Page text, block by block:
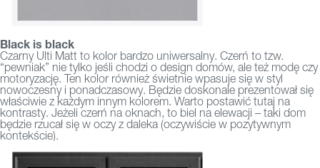
Black is black
Czarny Ulti Matt to kolor bardzo uniwersalny. Czerń to tzw.
“pewniak” nie tylko jeśli chodzi o design domów, ale też modę czy
motoryzację. Ten kolor również świetnie wpasuje się w styl
nowoczesny i ponadczasowy. Będzie doskonale prezentował się
właściwie z każdym innym kolorem. Warto postawić tutaj na
kontrasty. Jeżeli czerń na oknach, to biel na elewacji – taki dom
będzie rzucał się w oczy z daleka (oczywiście w pozytywnym
kontekście).